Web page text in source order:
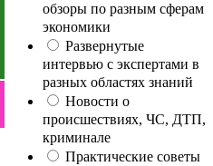
обзоры по разным сферам
экономики
Развернутые
интервью с экспертами в
разных областях знаний
Новости о
происшествиях, ЧС, ДТП,
криминале
Практические советы